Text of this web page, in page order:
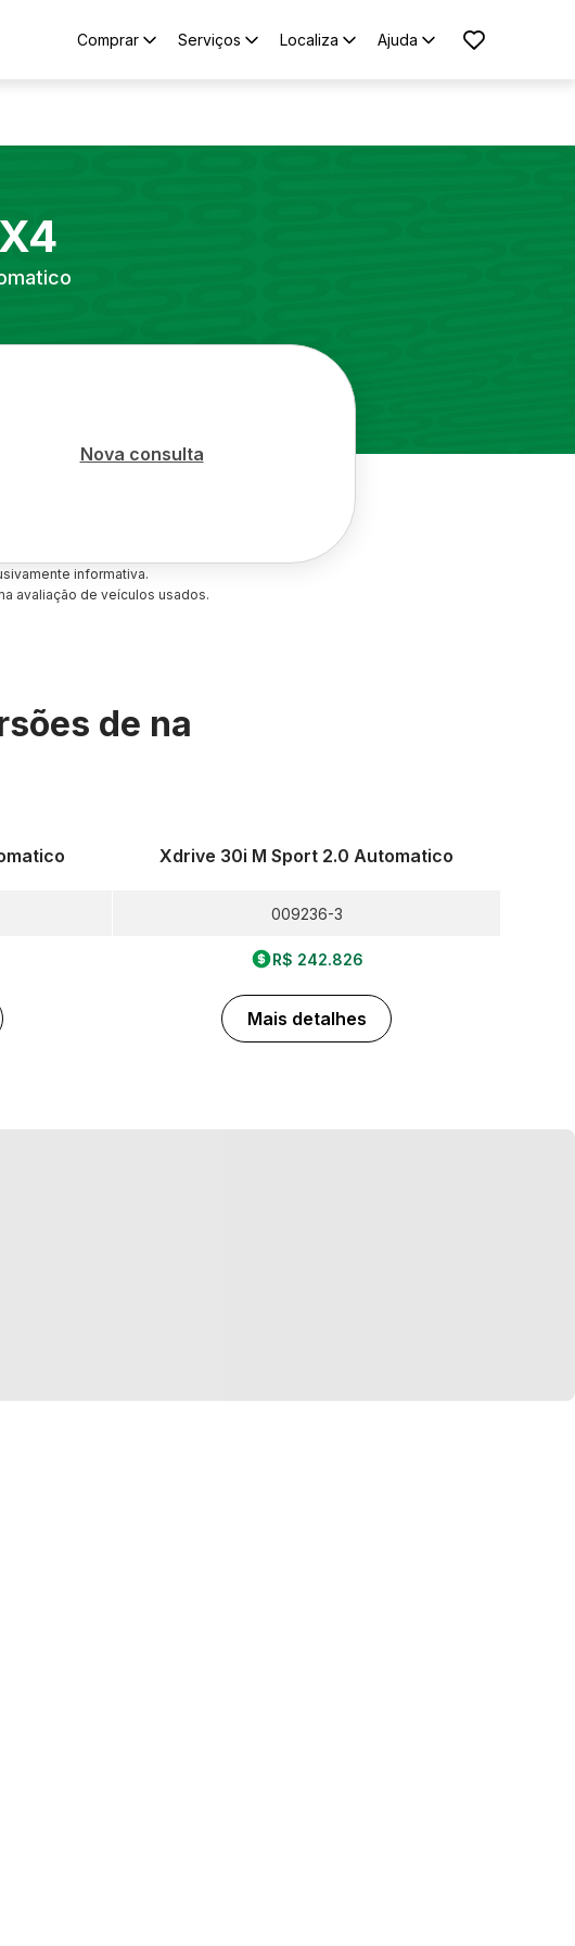
Comprar Serviços Localiza Ajuda
X4
Nova consulta
informativa.
avaliação de veículos usados.
de na
Xdrive 30i M Sport 2.0 Automatico
009236-3
R$ 242.826
Mais detalhes